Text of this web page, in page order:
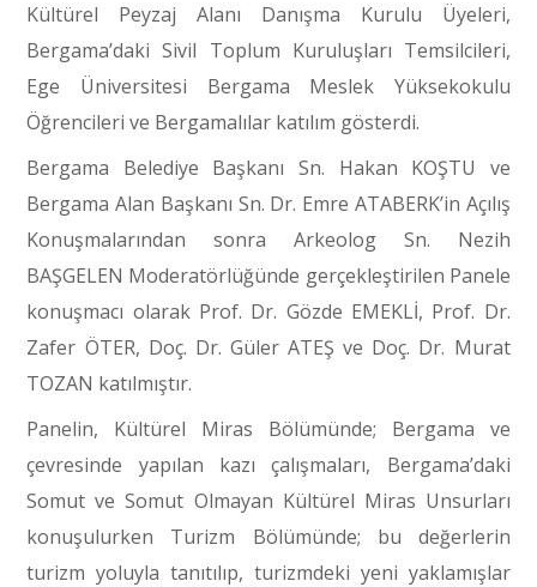
Kültürel Peyzaj Alanı Danışma Kurulu Üyeleri,
Bergama’daki Sivil Toplum Kuruluşları Temsilcileri,
Ege Üniversitesi Bergama Meslek Yüksekokulu
Öğrencileri ve Bergamalılar katılım gösterdi.
Bergama Belediye Başkanı Sn. Hakan KOŞTU ve
Bergama Alan Başkanı Sn. Dr. Emre ATABERK’in Açılış
Konuşmalarından sonra Arkeolog Sn. Nezih
BAŞGELEN Moderatörlüğünde gerçekleştirilen Panele
konuşmacı olarak Prof. Dr. Gözde EMEKLİ, Prof. Dr.
Zafer ÖTER, Doç. Dr. Güler ATEŞ ve Doç. Dr. Murat
TOZAN katılmıştır.
Panelin, Kültürel Miras Bölümünde; Bergama ve
çevresinde yapılan kazı çalışmaları, Bergama’daki
Somut ve Somut Olmayan Kültürel Miras Unsurları
konuşulurken Turizm Bölümünde; bu değerlerin
turizm yoluyla tanıtılıp, turizmdeki yeni yaklamışlar